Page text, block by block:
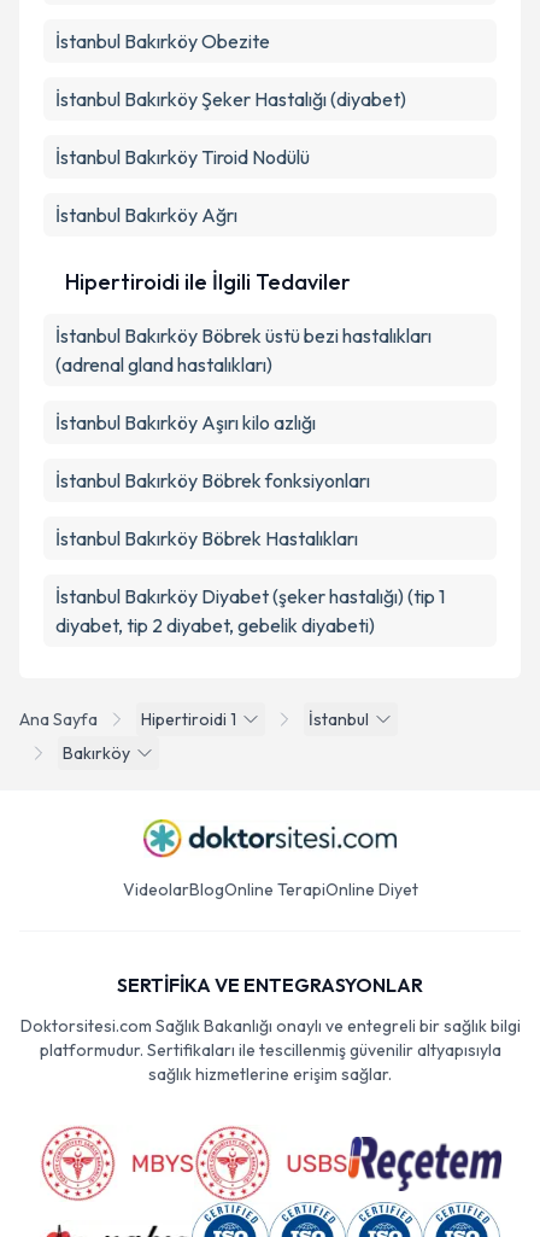
Ana Sayfa Hipertiroidi 1
İstanbul
Bakırköy
İstanbul Bakırköy Obezite
İstanbul Bakırköy Şeker Hastalığı (diyabet)
İstanbul Bakırköy Tiroid Nodülü
İstanbul Bakırköy Ağrı
Hipertiroidi ile İlgili Tedaviler
İstanbul Bakırköy Böbrek üstü bezi hastalıkları
(adrenal gland hastalıkları)
İstanbul Bakırköy Aşırı kilo azlığı
İstanbul Bakırköy Böbrek fonksiyonları
İstanbul Bakırköy Böbrek Hastalıkları
İstanbul Bakırköy Diyabet (şeker hastalığı) (tip 1
diyabet, tip 2 diyabet, gebelik diyabeti)
VideolarBlogOnline TerapiOnline Diyet
SERTİFİKA VE ENTEGRASYONLAR
Doktorsitesi.com Sağlık Bakanlığı onaylı ve entegreli bir sağlık bilgi
platformudur. Sertifikaları ile tescillenmiş güvenilir altyapısıyla
sağlık hizmetlerine erişim sağlar.